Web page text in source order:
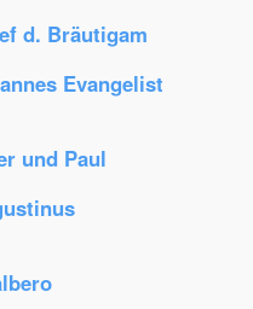
d. Bräutigam
Evangelist
und Paul